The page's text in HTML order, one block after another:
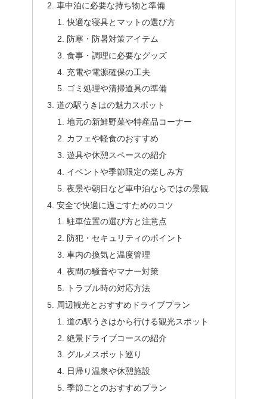
車中泊に必要な持ち物と準備
快適な寝具とマットの選び方
防寒・防暑対策アイテム
食事・調理に必要なグッズ
充電や電源確保の工夫
ゴミ処理や清掃道具の準備
道の駅うきはの魅力スポット
地元の新鮮野菜や特産品コーナー
カフェや軽食のおすすめ
遊具や休憩スペースの紹介
イベントや季節限定の楽しみ方
夜景や朝日など車中泊ならではの景観
安全で快適に過ごすためのコツ
駐車位置の選び方と注意点
防犯・セキュリティのポイント
車内の換気と温度管理
夜間の騒音やマナー対策
トラブル時の対応方法
周辺観光とおすすめドライブプラン
道の駅うきはから行ける観光スポット
絶景ドライブコースの紹介
グルメスポット巡り
日帰り温泉や休憩施設
季節ごとのおすすめプラン